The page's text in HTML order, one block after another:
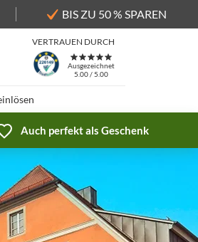
BIS ZU 50 % SPAREN
VERTRAUEN DURCH
Ausgezeichnet
5.00 / 5.00
Auch perfekt als Geschenk